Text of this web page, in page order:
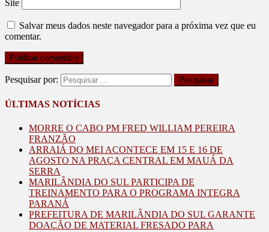
Site
Salvar meus dados neste navegador para a próxima vez que eu
comentar.
Pesquisar por:
ÚLTIMAS NOTÍCIAS
MORRE O CABO PM FRED WILLIAM PEREIRA
FRANZÃO
ARRAIÁ DO MEI ACONTECE EM 15 E 16 DE
AGOSTO NA PRAÇA CENTRAL EM MAUÁ DA
SERRA
MARILÂNDIA DO SUL PARTICIPA DE
TREINAMENTO PARA O PROGRAMA INTEGRA
PARANÁ
PREFEITURA DE MARILÂNDIA DO SUL GARANTE
DOAÇÃO DE MATERIAL FRESADO PARA